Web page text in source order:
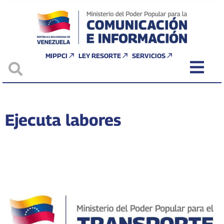
MIPPCI LEY RESORTE SERVICIOS
Ejecuta labores